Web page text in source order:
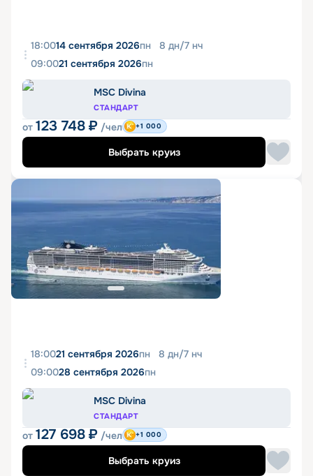
18:0014 сентября 2026пн 8 дн/7 нч
09:0021 сентября 2026пн
MSC Divina
СТАНДАРТ
от 123 748 ₽ /чел +1 000
Выбрать круиз
18:0021 сентября 2026пн 8 дн/7 нч
09:0028 сентября 2026пн
MSC Divina
СТАНДАРТ
от 127 698 ₽ /чел +1 000
Выбрать круиз